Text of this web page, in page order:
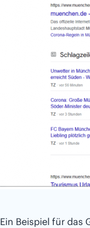
Ein Beispiel für das